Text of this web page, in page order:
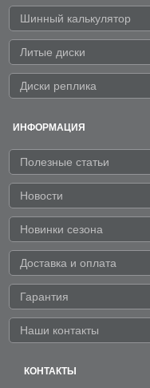
Шинный калькулятор
Литые диски
Диски реплика
ИНФОРМАЦИЯ
Полезные статьи
Новости
Новинки сезона
Доставка и оплата
Гарантия
Наши контакты
КОНТАКТЫ